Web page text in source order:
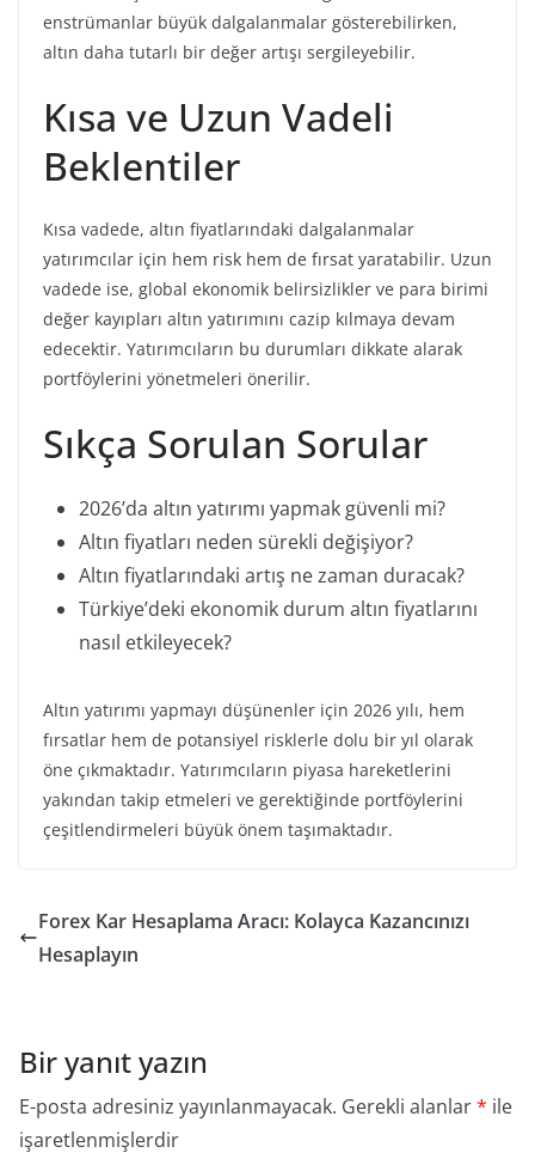
enstrümanlar büyük dalgalanmalar gösterebilirken,
altın daha tutarlı bir değer artışı sergileyebilir.
Kısa ve Uzun Vadeli
Beklentiler
Kısa vadede, altın fiyatlarındaki dalgalanmalar
yatırımcılar için hem risk hem de fırsat yaratabilir. Uzun
vadede ise, global ekonomik belirsizlikler ve para birimi
değer kayıpları altın yatırımını cazip kılmaya devam
edecektir. Yatırımcıların bu durumları dikkate alarak
portföylerini yönetmeleri önerilir.
Sıkça Sorulan Sorular
2026’da altın yatırımı yapmak güvenli mi?
Altın fiyatları neden sürekli değişiyor?
Altın fiyatlarındaki artış ne zaman duracak?
Türkiye’deki ekonomik durum altın fiyatlarını
nasıl etkileyecek?
Altın yatırımı yapmayı düşünenler için 2026 yılı, hem
fırsatlar hem de potansiyel risklerle dolu bir yıl olarak
öne çıkmaktadır. Yatırımcıların piyasa hareketlerini
yakından takip etmeleri ve gerektiğinde portföylerini
çeşitlendirmeleri büyük önem taşımaktadır.
Forex Kar Hesaplama Aracı: Kolayca Kazancınızı
Hesaplayın
Bir yanıt yazın
E-posta adresiniz yayınlanmayacak. Gerekli alanlar* ile
işaretlenmişlerdir